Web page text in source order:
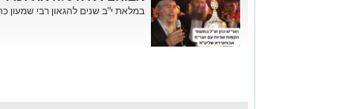
במלאת י"ב שנים להגאון רבי שמעון